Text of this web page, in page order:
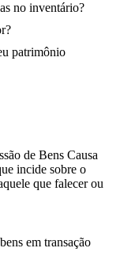
no inventário?
patrimônio
de Bens Causa
incide sobre o
que falecer ou
em transação